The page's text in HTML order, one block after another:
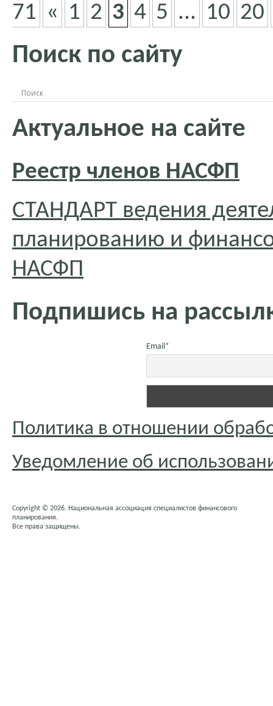
71 « 1 2 3 4 5 ... 10 20
Поиск по сайту
Актуальное на сайте
Реестр членов НАСФП
СТАНДАРТ ведения
планированию и
НАСФП
Подпишись на
Email*
Политика в отношении
Уведомление об
Copyright © 2026. Национальная ассоциация специалистов финансового
планирования.
Все права защищены.